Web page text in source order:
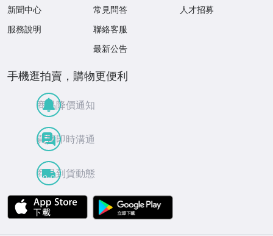
新聞中心
服務說明
常見問答
聯絡客服
最新公告
人才招募
手機逛拍賣，購物更便利
商品降價通知
買賣即時溝通
商品到貨動態
APP Store